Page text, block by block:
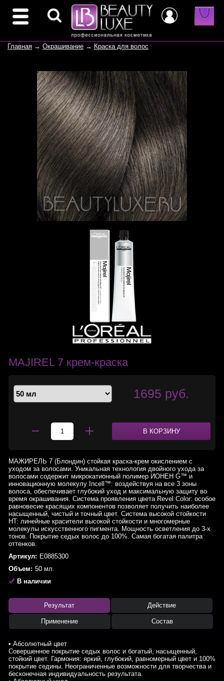
Главная → Окрашивание → Краска для волос
MAJIREL 7 крем-краска
1695 руб.
В КОРЗИНУ
МАЖИРЕЛЬ 7 (Блондин) стойкая краска-крем окислением с
уходом за волосами. Уникальная технология двойного ухода за
волосами содержит микрокатионный полимер ИОНЕН G™ и
инновационную молекулу Incell™: воздействуя на все 3 зоны
волоса, обеспечивает глубокий уход и максимальную защиту во
время окрашивания. Система проявления цвета Revel Color: особое
равновесие красящих компонентов позволяет получить наиболее
насыщенный, чистый и точный цвет. Система высокой стойкости
HT: линейные красители высокой стойкости и многомерные
молекулы искусственного пигмента. Мощность осветления до 3-х
тонов. Покрытие седых волос до 100%. Самая богатая палитра
оттенков.
Артикул: E0885300
Объем: 50 мл.
В наличии
Результат Действие
Применение Состав
• Абсолютный цвет
Совершенное покрытие седых волос и богатый, насыщенный,
стойкий цвет. Гармония: яркий, глубокий, равномерный цвет и 100%
покрытие седины. Неограниченные возможности для творчества и
бесконечная индивидуальность результата.